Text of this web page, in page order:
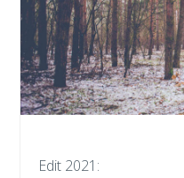
Edit 2021: